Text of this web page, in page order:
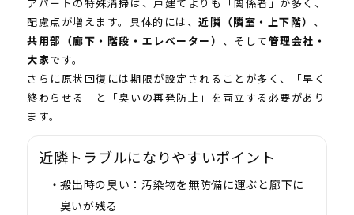
アパートの特殊清掃は、戸建てよりも「関係者」が多く、
配慮点が増えます。具体的には、近隣（隣室・上下階） 、
共用部（廊下・階段・エレベーター） 、そして管理会社・
大家です。
さらに原状回復には期限が設定されることが多く、「早く
終わらせる」と「臭いの再発防止」を両立する必要があり
ます。
近隣トラブルになりやすいポイント
搬出時の臭い：汚染物を無防備に運ぶと廊下に
臭いが残る